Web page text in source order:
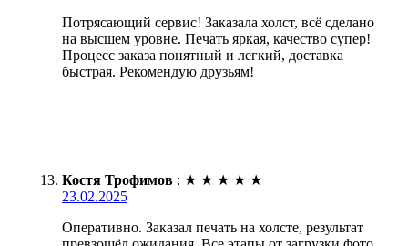
Потрясающий сервис! Заказала холст, всё сделано
на высшем уровне. Печать яркая, качество супер!
Процесс заказа понятный и легкий, доставка
быстрая. Рекомендую друзьям!
Костя Трофимов : ★ ★ ★ ★ ★
23.02.2025
Оперативно. Заказал печать на холсте, результат